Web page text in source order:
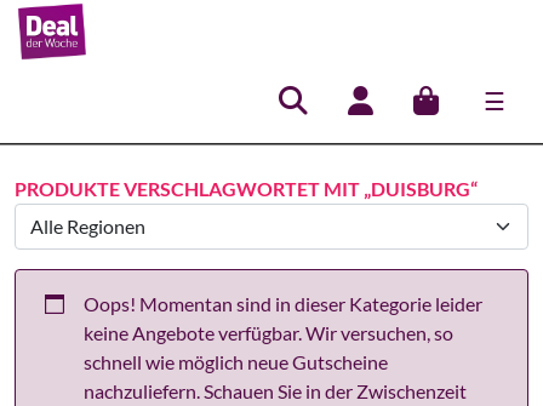
☰
Hauptnavigation
PRODUKTE VERSCHLAGWORTET MIT „DUISBURG“
Oops! Momentan sind in dieser Kategorie leider
keine Angebote verfügbar. Wir versuchen, so
schnell wie möglich neue Gutscheine
nachzuliefern. Schauen Sie in der Zwischenzeit